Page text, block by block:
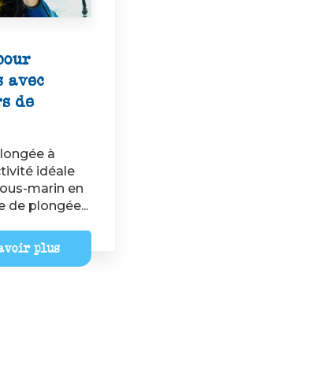
avec
de
à
idéale
marin en
de plongée...
plus